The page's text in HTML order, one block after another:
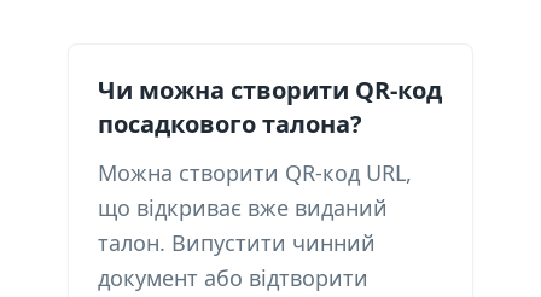
Чи можна створити QR-код
посадкового талона?
Можна створити QR-код URL,
що відкриває вже виданий
талон. Випустити чинний
документ або відтворити